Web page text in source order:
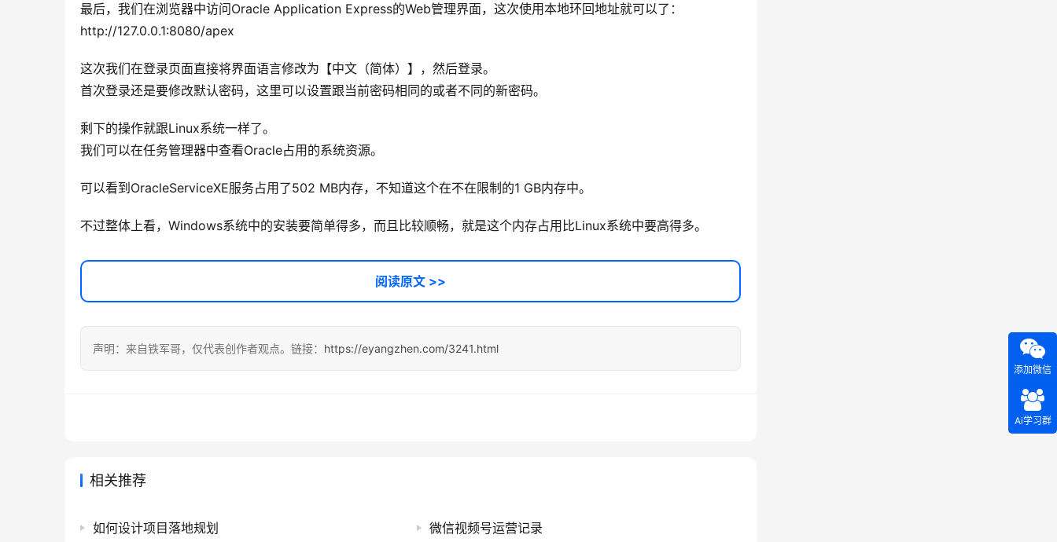
最后，我们在浏览器中访问Oracle Application Express的Web管理界面，这次使用本地环回地址就可以了：
http://127.0.0.1:8080/apex
这次我们在登录页面直接将界面语言修改为【中文（简体）】，然后登录。
首次登录还是要修改默认密码，这里可以设置跟当前密码相同的或者不同的新密码。
剩下的操作就跟Linux系统一样了。
我们可以在任务管理器中查看Oracle占用的系统资源。
可以看到OracleServiceXE服务占用了502 MB内存，不知道这个在不在限制的1 GB内存中。
不过整体上看，Windows系统中的安装要简单得多，而且比较顺畅，就是这个内存占用比Linux系统中要高得多。
阅读原文 >>
声明：来自铁军哥，仅代表创作者观点。链接： https://eyangzhen.com/3241.html
相关推荐
如何设计项目落地规划 微信视频号运营记录
添加微信
Ai学习群